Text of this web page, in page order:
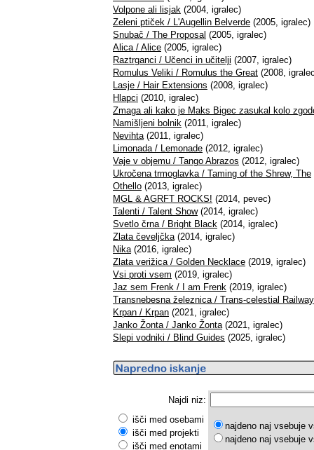
Volpone ali lisjak (2004, igralec)
Zeleni ptiček / L'Augellin Belverde (2005, igralec)
Snubač / The Proposal (2005, igralec)
Alica / Alice (2005, igralec)
Raztrganci / Učenci in učitelji (2007, igralec)
Romulus Veliki / Romulus the Great (2008,
Lasje / Hair Extensions (2008, igralec)
Hlapci (2010, igralec)
Zmaga ali kako je Maks Bigec zasukal kolo
Namišljeni bolnik (2011, igralec)
Nevihta(2011, igralec)
Limonada / Lemonade (2012, igralec)
Vaje v objemu / Tango Abrazos (2012, igralec)
Ukročena trmoglavka / Taming of the Shrew, The
Othello (2013, igralec)
MGL & AGRFT ROCKS! (2014, pevec)
Talenti / Talent Show(2014, igralec)
Svetlo črna / Bright Black (2014, igralec)
Zlata čeveljčka(2014, igralec)
Nika(2016, igralec)
Zlata verižica / Golden Necklace (2019, igralec)
Vsi proti vsem (2019, igralec)
Jaz sem Frenk / I am Frenk (2019, igralec)
Transnebesna železnica / Trans-celestial
Krpan / Krpan (2021, igralec)
Janko Žonta / Janko Žonta(2021, igralec)
Slepi vodniki / Blind Guides (2025, igralec)
Najdi niz:
išči med osebami
išči med projekti
išči med enotami
najdeno naj vsebuje
najdeno naj vsebuje